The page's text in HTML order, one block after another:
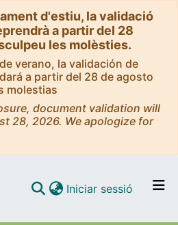
d'estiu, la validació
a partir del 28
les molèsties.
verano, la validación de
a partir del 28 de agosto
molestias
document validation will
28, 2026. We apologize for
Iniciar sessió (current)